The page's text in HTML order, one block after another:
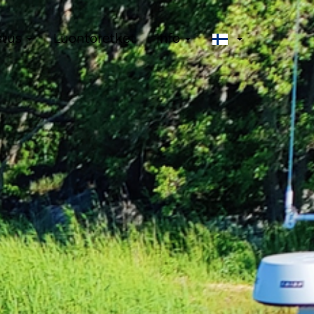
Luontoretket Info